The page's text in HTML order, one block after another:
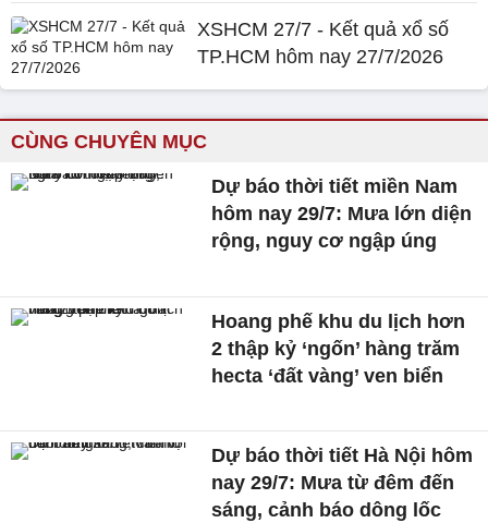
XSHCM 27/7 - Kết quả xổ số
TP.HCM hôm nay 27/7/2026
CÙNG CHUYÊN MỤC
Dự báo thời tiết miền Nam
hôm nay 29/7: Mưa lớn diện
rộng, nguy cơ ngập úng
Hoang phế khu du lịch hơn
2 thập kỷ ‘ngốn’ hàng trăm
hecta ‘đất vàng’ ven biển
Dự báo thời tiết Hà Nội hôm
nay 29/7: Mưa từ đêm đến
sáng, cảnh báo dông lốc